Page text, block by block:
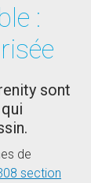
:
sont
de
section